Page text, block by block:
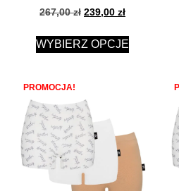
267,00zł 239,00 zł
WYBIERZ OPCJE
PROMOCJA!